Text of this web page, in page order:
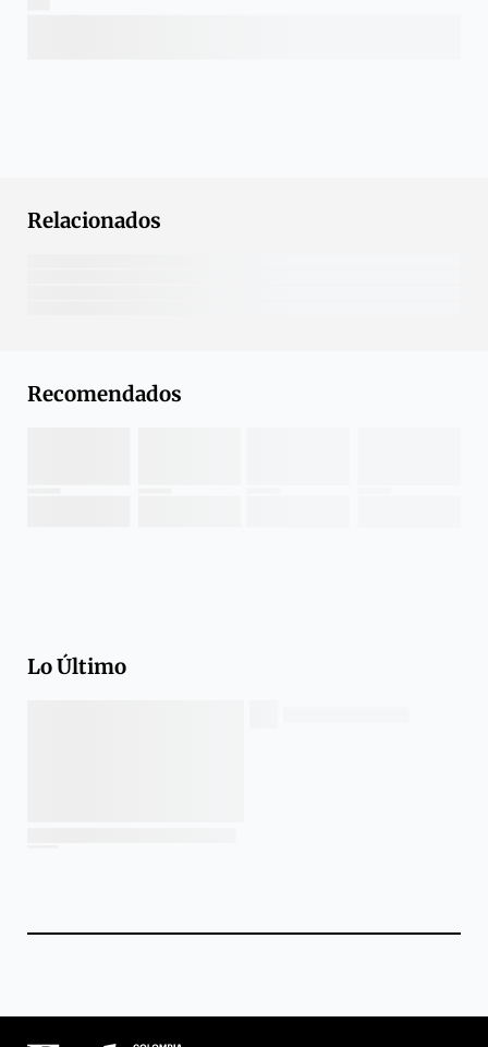
Relacionados
Recomendados
Lo Último